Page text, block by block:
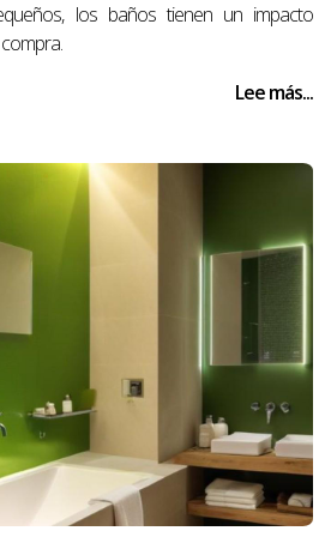
los baños tienen un impacto
Lee más...